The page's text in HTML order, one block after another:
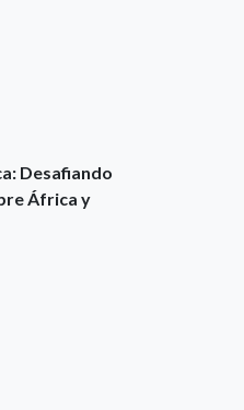
Desafiando
África y